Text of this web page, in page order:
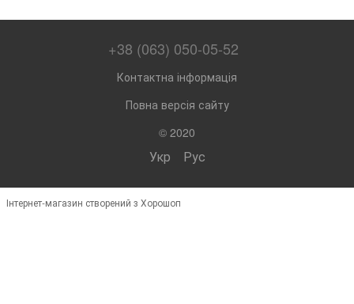
+38 (063) 050-05-52
Контактна інформація
Повна версія сайту
© 2020
Укр Рус
Інтернет-магазин створений з Хорошоп